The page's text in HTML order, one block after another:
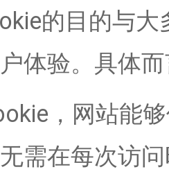
的目的与
体验。具体
，网站能
需在每次访